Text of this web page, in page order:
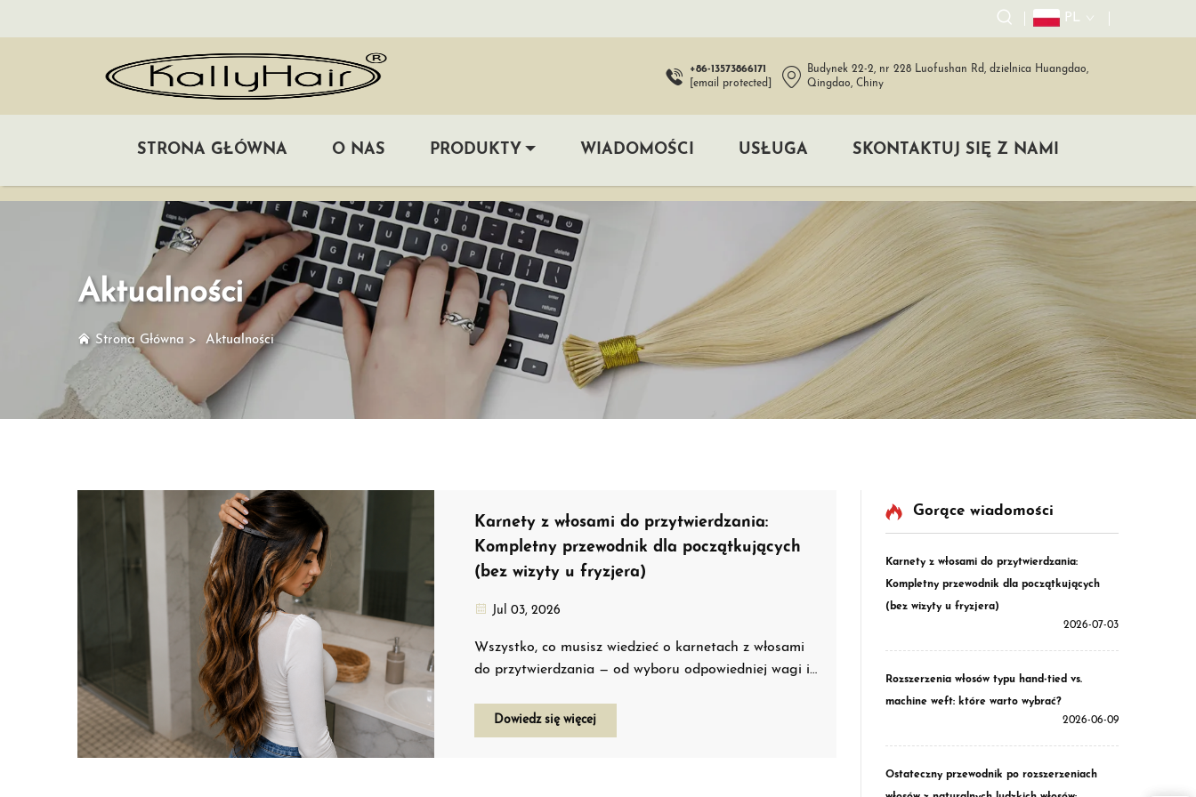
PL
+86-13573866171
[email protected]
Budynek 22-2, nr 228 Luofushan Rd, dzielnica Huangdao,
Qingdao, Chiny
STRONA GŁÓWNA O NAS PRODUKTY WIADOMOŚCI USŁUGA SKONTAKTUJ SIĘ Z NAMI
Aktualności
Strona Główna > Aktualności
Karnety z włosami do przytwierdzania:
Kompletny przewodnik dla początkujących
(bez wizyty u fryzjera)
Jul 03, 2026
Wszystko, co musisz wiedzieć o karnetach z włosami
do przytwierdzania — od wyboru odpowiedniej wagi i
ich w doskonałym stanie przez ponad rok. Napisano
przez fryzjerkę z 8-letnim doświadczeniem.
Dowiedz się więcej
Gorące wiadomości
Karnety z włosami do przytwierdzania:
Kompletny przewodnik dla początkujących
(bez wizyty u fryzjera)
2026-07-03
Rozszerzenia włosów typu hand-tied vs.
machine weft: które warto wybrać?
2026-06-09
Ostateczny przewodnik po rozszerzeniach